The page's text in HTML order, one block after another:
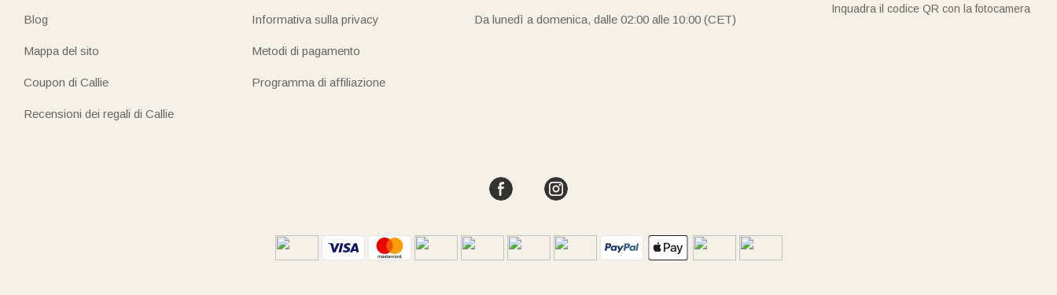
Blog
Mappa del sito
Coupon di Callie
Recensioni dei regali di Callie
Informativa sulla privacy
Metodi di pagamento
Programma di affiliazione
Da lunedì a domenica, dalle 02:00 alle 10:00 (CET)
Inquadra il codice QR con la fotocamera